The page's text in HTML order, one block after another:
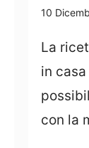
10
La
in
con la